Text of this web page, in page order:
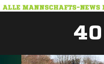
ALLE MANNSCHAFTS-NEWS
40